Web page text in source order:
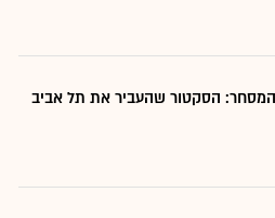
המסחר: הסקטור שהעביר את תל אביב